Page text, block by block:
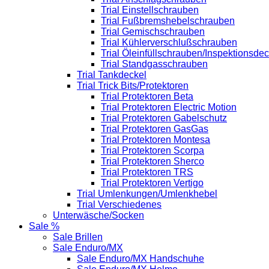
Trial Einstellschrauben
Trial Fußbremshebelschrauben
Trial Gemischschrauben
Trial Kühlerverschlußschrauben
Trial Öleinfüllschrauben/
Trial Standgasschrauben
Trial Tankdeckel
Trial Trick Bits/Protektoren
Trial Protektoren Beta
Trial Protektoren Electric Motion
Trial Protektoren Gabelschutz
Trial Protektoren GasGas
Trial Protektoren Montesa
Trial Protektoren Scorpa
Trial Protektoren Sherco
Trial Protektoren TRS
Trial Protektoren Vertigo
Trial Umlenkungen/Umlenkhebel
Trial Verschiedenes
Unterwäsche/Socken
Sale %
Sale Brillen
Sale Enduro/MX
Sale Enduro/MX Handschuhe